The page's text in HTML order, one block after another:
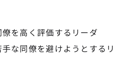
を高く評価するリーダ
な同僚を避けようとするリ